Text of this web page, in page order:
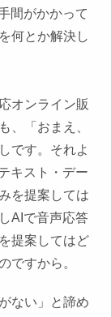
間がかかって
何とか解決し
オンライン販
、「おまえ、
です。それよ
キスト・デー
を提案しては
AIで音声応答
提案してはど
ですから。
ない」と諦め